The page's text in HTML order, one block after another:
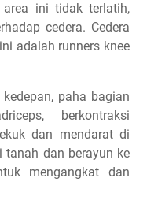
ini tidak terlatih,
cedera. Cedera
adalah runners knee
paha bagian
berkontraksi
dan mendarat di
tanah dan berayun ke
mengangkat dan